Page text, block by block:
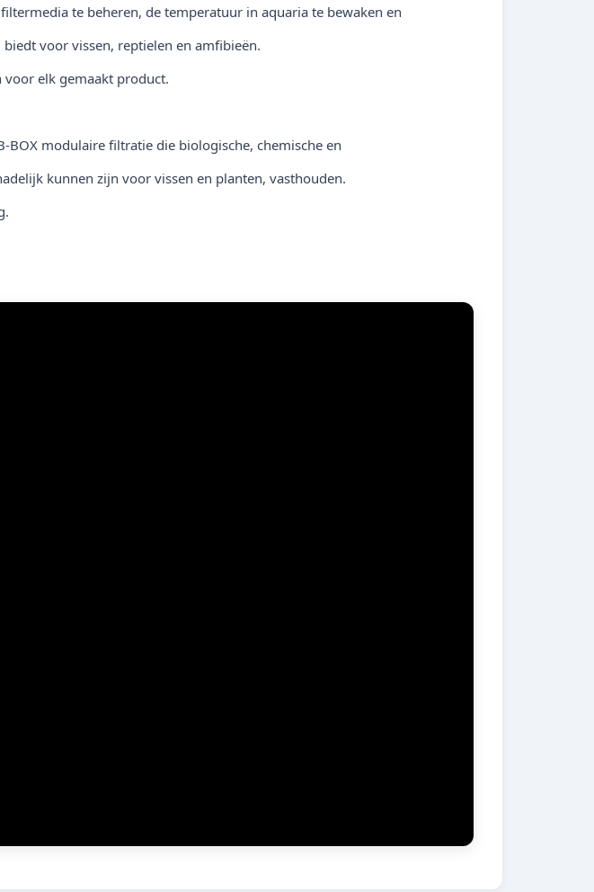
te beheren, de temperatuur in aquaria te bewaken en
voor vissen, reptielen en amfibieën.
elk gemaakt product.
modulaire filtratie die biologische, chemische en
kunnen zijn voor vissen en planten, vasthouden.